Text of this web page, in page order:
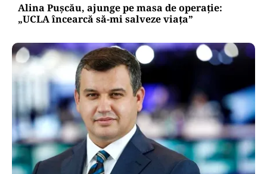
Alina Pușcău, ajunge pe masa de operație:
„UCLA încearcă să-mi salveze viața”